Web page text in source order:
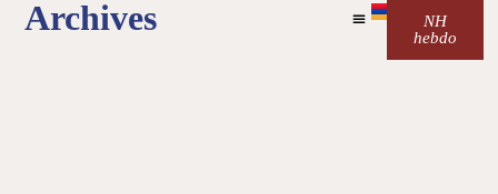
Archives
NH
hebdo